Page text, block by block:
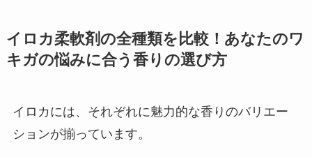
イロカ柔軟剤の全種類を比較！あなたのワ
キガの悩みに合う香りの選び方
イロカには、それぞれに魅力的な香りのバリエー
ションが揃っています。